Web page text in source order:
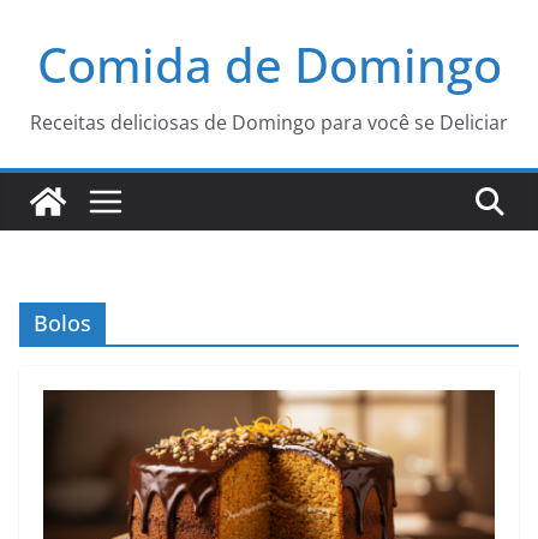
conteúdo
Comida de Domingo
Receitas deliciosas de Domingo para você se Deliciar
Bolos